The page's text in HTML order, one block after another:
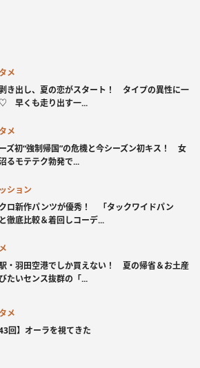
メ
き出し、夏の恋がスタート！ タイプの異性に一
早くも走り出す一...
メ
ズ初“強制帰国”の危機と今シーズン初キス！ 女
るモテテク勃発で...
ション
ロ新作パンツが優秀！ 「タックワイドパン
徹底比較＆着回しコーデ...
・羽田空港でしか買えない！ 夏の帰省＆お土産
たいセンス抜群の「...
メ
43回】オーラを視てきた